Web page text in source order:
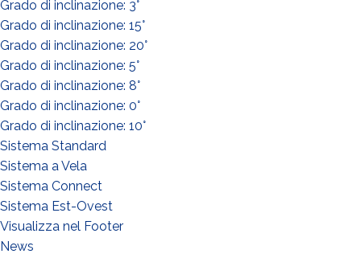
Grado di inclinazione: 3°
Grado di inclinazione: 15°
Grado di inclinazione: 20°
Grado di inclinazione: 5°
Grado di inclinazione: 8°
Grado di inclinazione: 0°
Grado di inclinazione: 10°
Sistema Standard
Sistema a Vela
Sistema Connect
Sistema Est-Ovest
Visualizza nel Footer
News
¿QUÉ HACES?*